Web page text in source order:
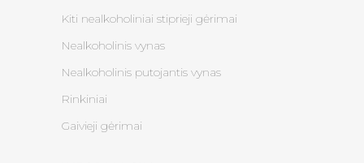
Kiti nealkoholiniai stiprieji gėrimai
Nealkoholinis vynas
Nealkoholinis putojantis vynas
Rinkiniai
Gaivieji gėrimai